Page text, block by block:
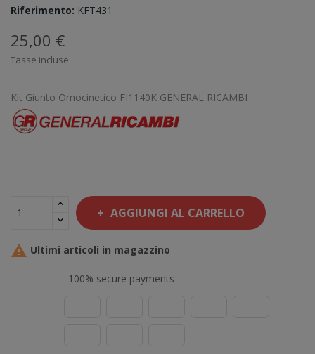
Riferimento: KFT431
25,00 €
Tasse incluse
Kit Giunto Omocinetico FI1140K GENERAL RICAMBI
AGGIUNGI AL CARRELLO
 Ultimi articoli in magazzino
100% secure payments